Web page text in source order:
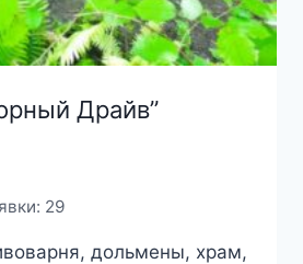
Драйв”
29
дольмены, храм,